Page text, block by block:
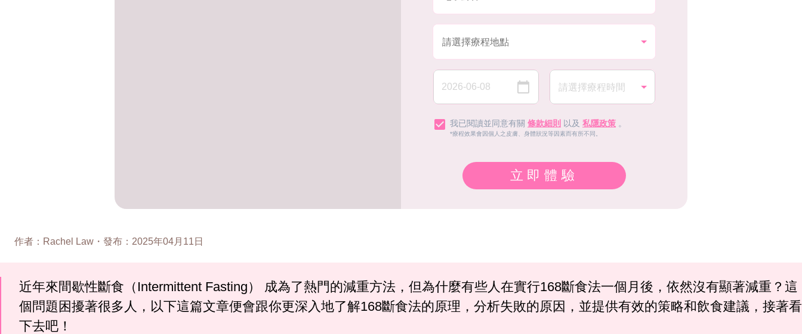
我已閱讀並同意有關 條款細則 以及 私隱政策 。
*療程效果會因個人之皮膚、身體狀況等因素而有所不同。
立即體驗
作者 ： Rachel Law ・ 發布 ： 2025年04月11日
近年來間歇性斷食（Intermittent Fasting） 成為了熱門的減重方法，但為什麼有些人在實行168斷食法一個月後，依然沒有顯著減重？這
個問題困擾著很多人，以下這篇文章便會跟你更深入地了解168斷食法的原理，分析失敗的原因，並提供有效的策略和飲食建議，接著看
下去吧！